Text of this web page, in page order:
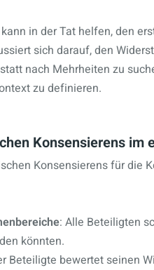
in der Tat helfen, den
sich darauf, den
nach Mehrheiten zu
zu definieren.
Konsensierens im
Konsensierens für die
: Alle Beteiligten
könnten.
Beteiligte bewertet seinen